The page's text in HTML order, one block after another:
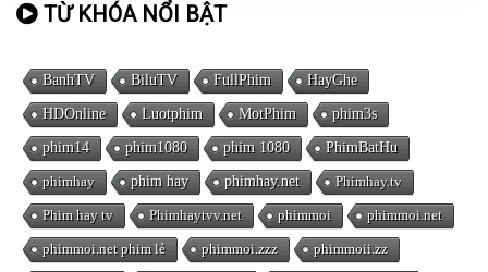
TỪ KHÓA NỔI BẬT
BanhTV BiluTV FullPhim HayGhe
HDOnline Luotphim MotPhim phim3s
phim14 phim1080 phim 1080 PhimBatHu
phimhay phim hay phimhay.net Phimhay.tv
Phim hay tv Phimhaytvv.net phimmoi phimmoi.net
phimmoi.net phim lẻ phimmoi.zzz phimmoii.zz